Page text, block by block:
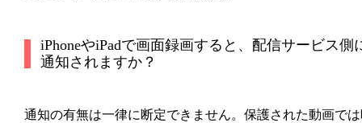
iPhoneやiPadで画面録画すると、配信サービス側
通知されますか？
通知の有無は一律に断定できません。保護された動画で